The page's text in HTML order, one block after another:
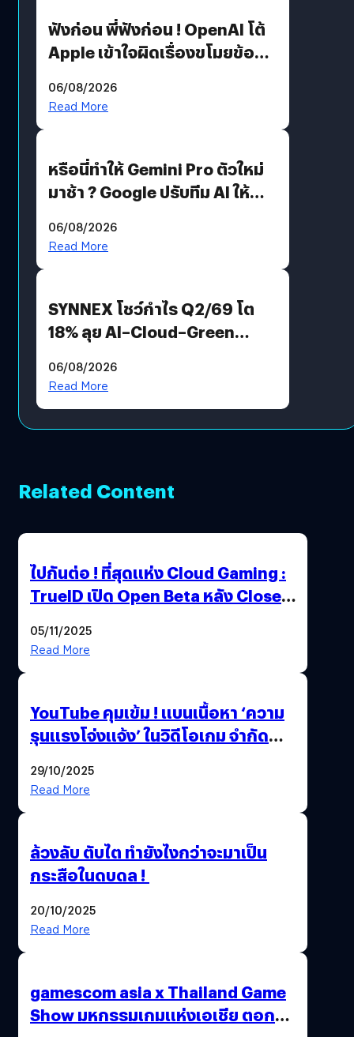
ฟังก่อน พี่ฟังก่อน ! OpenAI โต้
Apple เข้าใจผิดเรื่องขโมยข้อมูล
06/08/2026
Read More
หรือนี่ทำให้ Gemini Pro ตัวใหม่
มาช้า ? Google ปรับทีม AI ให้
AGI
06/08/2026
Read More
SYNNEX โชว์กำไร Q2/69 โต
18% ลุย AI–Cloud–Green
Revenue เร่งเครื่อง New
ปันผล 0.10 บาท/หุ้น
06/08/2026
Read More
Related Content
ไปกันต่อ ! ที่สุดแห่ง Cloud Gaming :
TrueID เปิด Open Beta หลัง Close
Thailand Game Show 2025 ทะลุ 15
05/11/2025
Read More
YouTube คุมเข้ม ! แบนเนื้อหา ‘ความ
รุนแรงโจ่งแจ้ง’ ในวิดีโอเกม จำกัด
29/10/2025
Read More
ล้วงลับ ตับไต ทำยังไงกว่าจะมาเป็น
กระสือในดบดล !
20/10/2025
Read More
gamescom asia x Thailand Game
Show มหกรรมเกมแห่งเอเชีย ตอกย้ำ